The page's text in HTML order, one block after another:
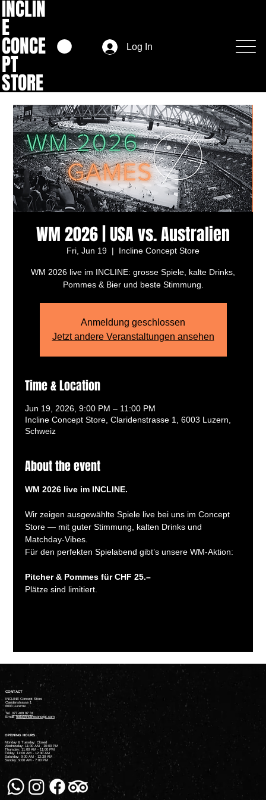
INCLIN
E
CONCE
PT
STORE
Log In
WM 2026 | USA vs. Australien
Fri, Jun 19
  |
Incline Concept Store
WM 2026 live im INCLINE: grosse Spiele, kalte Drinks,
Pommes & Bier und beste Stimmung.
Anmeldung geschlossen
Jetzt andere Veranstaltungen ansehen
Time & Location
Jun 19, 2026, 9:00 PM – 11:00 PM
Incline Concept Store, Claridenstrasse 1, 6003 Luzern,
Schweiz
About the event
WM 2026 live im INCLINE.
Wir zeigen ausgewählte Spiele live bei uns im Concept
Store — mit guter Stimmung, kalten Drinks und
Matchday-Vibes.
Für den perfekten Spielabend gibt’s unsere WM-Aktion:
Pitcher & Pommes für CHF 25.–
Plätze sind limitiert.
CONTACT
INCLINE Concept Store
Claridenstrasse 1
6003 Lucerne
Tel. 077 409 97 31
Email:
hello@inclineconcept.com
OPENING HOURS
Monday & Tuesday: Closed
Wednesday: 11:00 AM - 10:00 PM
Thursday: 11:00 AM - 11:00 PM
Friday: 11:00 AM - 12:30 AM
Saturday: 9:00 AM - 12:30 AM
Sunday: 9:00 AM - 7:00 PM